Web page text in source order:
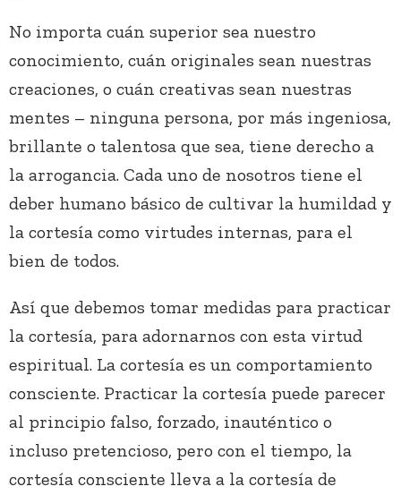
No importa cuán superior sea nuestro
conocimiento, cuán originales sean nuestras
creaciones, o cuán creativas sean nuestras
mentes – ninguna persona, por más ingeniosa,
brillante o talentosa que sea, tiene derecho a
la arrogancia. Cada uno de nosotros tiene el
deber humano básico de cultivar la humildad y
la cortesía como virtudes internas, para el
bien de todos.
Así que debemos tomar medidas para practicar
la cortesía, para adornarnos con esta virtud
espiritual. La cortesía es un comportamiento
consciente. Practicar la cortesía puede parecer
al principio falso, forzado, inauténtico o
incluso pretencioso, pero con el tiempo, la
cortesía consciente lleva a la cortesía de